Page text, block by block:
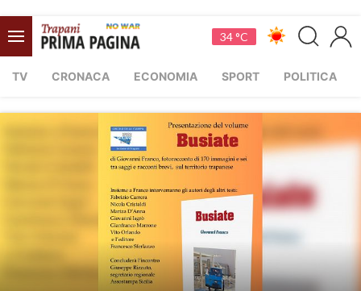
34 °C
TV CRONACA ECONOMIA SPORT POLITICA